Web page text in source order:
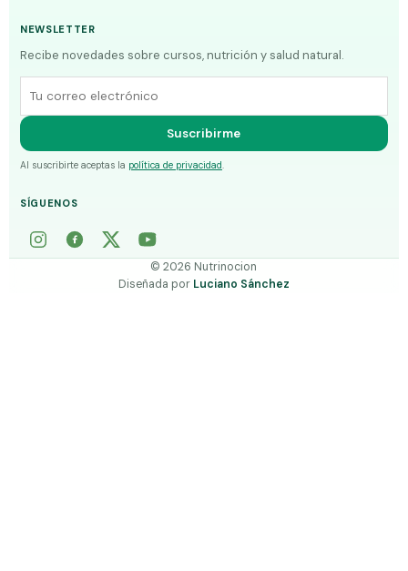
NEWSLETTER
Recibe novedades sobre cursos, nutrición y salud natural.
Suscribirme
Al suscribirte aceptas la política de privacidad.
SÍGUENOS
©2026 Nutrinocion
Diseñada por Luciano Sánchez